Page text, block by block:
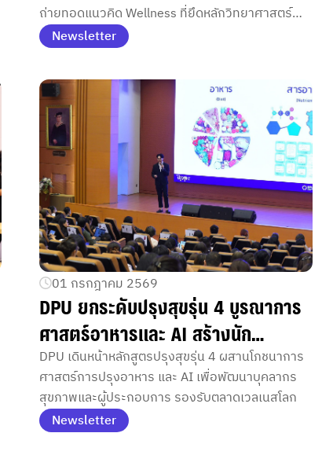
ถ่ายทอดแนวคิด Wellness ที่ยึดหลักวิทยาศาสตร์
ชวนประชาชนรู้เท่าทันข้อมูลสุขภาพก่อนเชื่อ ก่อนใช้
และก่อนตัดสินใจลงทุน
Newsletter
01 กรกฎาคม 2569
DPU ยกระดับปรุงสุขรุ่น 4 บูรณาการ
ศาสตร์อาหารและ AI สร้างนัก
ออกแบบสุขภาพแห่งอนาคต
DPU เดินหน้าหลักสูตรปรุงสุขรุ่น 4 ผสานโภชนาการ
ศาสตร์การปรุงอาหาร และ AI เพื่อพัฒนาบุคลากร
สุขภาพและผู้ประกอบการ รองรับตลาดเวลเนสโลก
Newsletter